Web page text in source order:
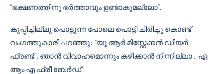
“ഭക്ഷണത്തിനു ഭര്‍ത്താവും ഉണ്ടാകുമല്ലോ”.
കുപ്പിച്ചില്ലു പൊട്ടുന്ന പോലെ പൊട്ടി ചിരിച്ചു കൊണ്ട്
വംഗത്തുകാരി പറഞ്ഞു: “യൂ ആര്‍ മിസ്റ്റേക്കന്‍ ഡിയര്‍
ഫ്രണ്ട് .. ഞാന്‍ വിവാഹമൊന്നും കഴിക്കാന്‍ നിന്നില്ലാ .. ഏ
ആം എ ഫ്രീ ബേര്‍ഡ്”.